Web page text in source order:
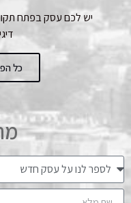
יש לכם עסק בפתח
כל